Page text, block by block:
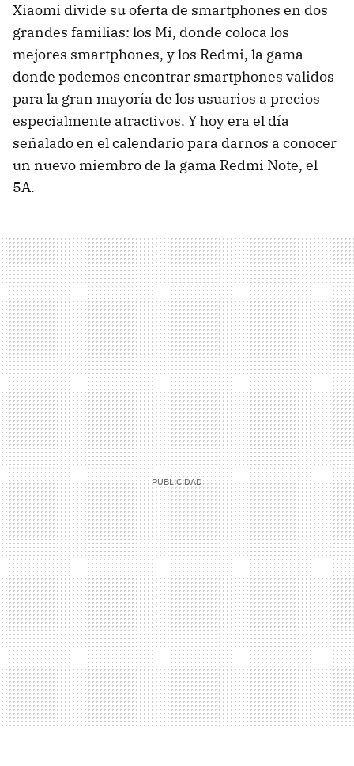
Xiaomi divide su oferta de smartphones en dos
grandes familias: los Mi, donde coloca los
mejores smartphones, y los Redmi, la gama
donde podemos encontrar smartphones validos
para la gran mayoría de los usuarios a precios
especialmente atractivos. Y hoy era el día
señalado en el calendario para darnos a conocer
un nuevo miembro de la gama Redmi Note, el
5A.